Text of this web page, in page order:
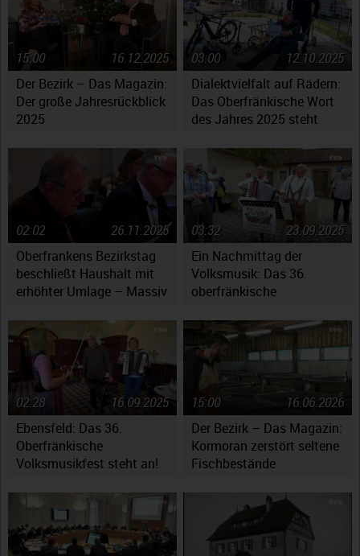
Der Bezirk – Das Magazin:
Der große Jahresrückblick
2025
16.12.2025
15:00
Dialektvielfalt auf Rädern:
Das Oberfränkische Wort
des Jahres 2025 steht
12.10.2025
03:00
Oberfrankens Bezirkstag
beschließt Haushalt mit
erhöhter Umlage – Massiv
Fragen auf
26.11.2025
02:02
Ein Nachmittag der
Volksmusik: Das 36.
oberfränkische
Ebensfeld
23.09.2025
03:32
Ebensfeld: Das 36.
Oberfränkische
Volksmusikfest steht an!
16.09.2025
02:28
Der Bezirk – Das Magazin:
Kormoran zerstört seltene
Fischbestände
16.06.2026
15:00